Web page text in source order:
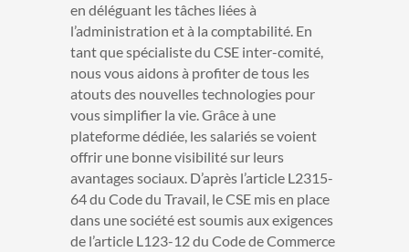
en déléguant les tâches liées à
l’administration et à la comptabilité. En
tant que spécialiste du CSE inter-comité,
nous vous aidons à profiter de tous les
atouts des nouvelles technologies pour
vous simplifier la vie. Grâce à une
plateforme dédiée, les salariés se voient
offrir une bonne visibilité sur leurs
avantages sociaux. D’après l’article L2315-
64 du Code du Travail, le CSE mis en place
dans une société est soumis aux exigences
de l’article L123-12 du Code de Commerce